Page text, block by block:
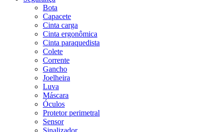
Bota
Capacete
Cinta carga
Cinta ergonômica
Cinta paraquedista
Colete
Corrente
Gancho
Joelheira
Luva
Máscara
Óculos
Protetor perimetral
Sensor
Sinalizador